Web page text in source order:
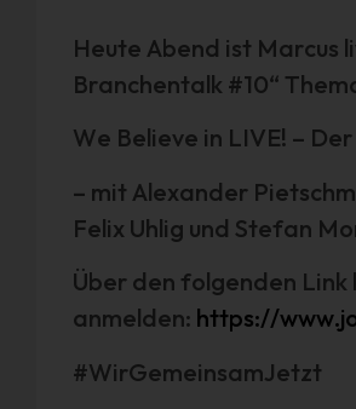
Heute Abend ist Marcus
Branchentalk #10“
We Believe in LIVE! –
– mit Alexander
Felix Uhlig und Stefan
Über den folgenden Link
anmelden: https://
#WirGemeinsamJetzt